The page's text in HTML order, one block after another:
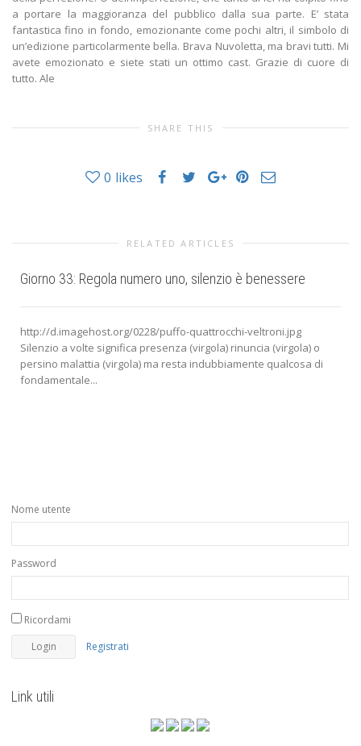
SHARE THIS
0 likes
RELATED ARTICLES
Giorno 33: Regola numero uno, silenzio è benessere
http://d.imagehost.org/0228/puffo-quattrocchi-veltroni.jpg
Silenzio a volte significa presenza (virgola) rinuncia (virgola) o
persino malattia (virgola) ma resta indubbiamente qualcosa di
fondamentale...
Nome utente
Password
Ricordami
Registrati
Link utili